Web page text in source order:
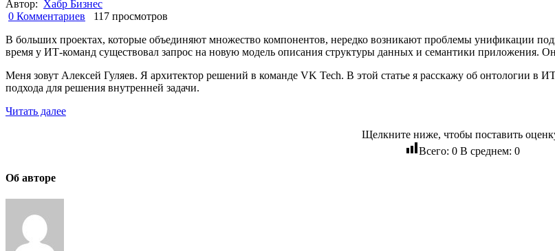
Автор: Хабр Бизнес
0 Комментариев
117 просмотров
В больших проектах, которые объединяют множество компонентов, нередко возникают проблемы унификации
время у ИТ-команд существовал запрос на новую модель описания структуры данных и семантики приложения.
Меня зовут Алексей Гуляев. Я архитектор решений в команде VK Tech. В этой статье я расскажу об онтологии в
подхода для решения внутренней задачи.
Читать далее
Щелкните ниже, чтобы поставить
Всего: 0В среднем: 0
Об авторе